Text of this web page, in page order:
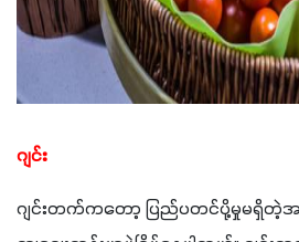
ဂျင်း
ဂျင်းတက်ကတော့ ပြည်ပတင်ပို့မှုမရှိ